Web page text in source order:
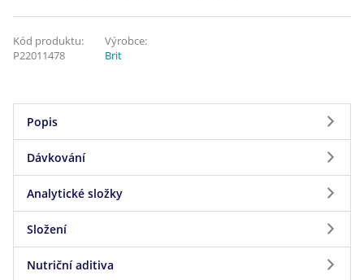
Kód produktu:
P22011478
Výrobce:
Brit
Popis
Brit Fresh nabízí delikátní, kompletní a
zeleninou, ovocem a bylinkami z lokálních zdrojů.
Vyrobeno z čerstvého masa, které v sobě
přirozeně uchovává masovou šťávu obsahující
látky, které zachovávají jedinečné chuťové
Dávkování
Dávkování
Váha psa
Analytické složky
Analytické složky
Hrubý protein 8%, obsah tuku 6,5%, hrubý popel
Složení
Složení
Nutriční aditiva